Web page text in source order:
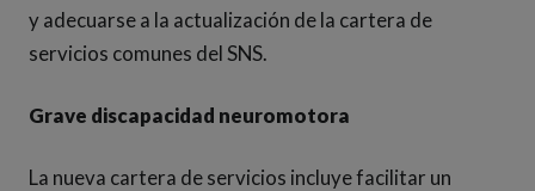
y adecuarse a la actualización de la cartera de
servicios comunes del SNS.
Grave discapacidad neuromotora
La nueva cartera de servicios incluye facilitar un